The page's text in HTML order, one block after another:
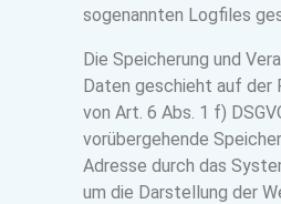
sogenannten Logfiles
Die Speicherung und
Daten geschieht auf der
von Art. 6 Abs. 1 f)
vorübergehende
Adresse durch das
um die Darstellung der